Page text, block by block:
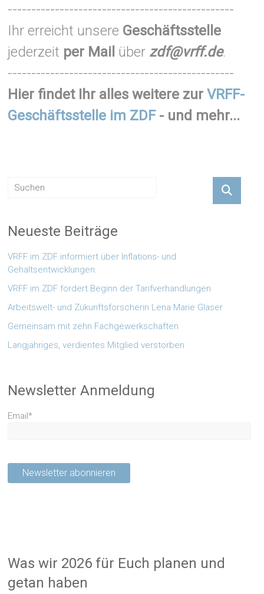
------------------------------------------------
Ihr erreicht unsere Geschäftsstelle
jederzeit per Mail über zdf@vrff.de.
------------------------------------------------
Hier findet Ihr alles weitere zurVRFF-
Geschäftsstelle im ZDF- und mehr...
Neueste Beiträge
VRFF im ZDF informiert über Inflations- und
Gehaltsentwicklungen:
VRFF im ZDF fordert Beginn der Tarifverhandlungen
Arbeitswelt- und Zukunftsforscherin Lena Marie Glaser
Gemeinsam mit zehn Fachgewerkschaften
Langjähriges, verdientes Mitglied verstorben
Newsletter Anmeldung
Email*
Was wir 2026 für Euch planen und
getan haben